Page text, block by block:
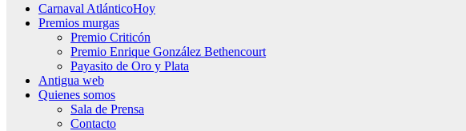
Carnaval AtlánticoHoy
Premios murgas
Premio Criticón
Premio Enrique González Bethencourt
Payasito de Oro y Plata
Antigua web
Quienes somos
Sala de Prensa
Contacto